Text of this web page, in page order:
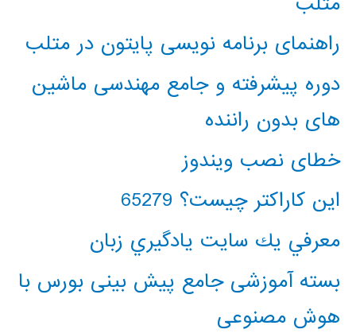
راهنمای برنامه نویسی پایتون در متلب
دوره پیشرفته و جامع مهندسی ماشین
های بدون راننده
خطای نصب ویندوز
این کاراکتر چیست؟ 65279
معرفي يك سايت يادگيري زبان
بسته آموزشی جامع پیش بینی بورس با
هوش مصنوعی